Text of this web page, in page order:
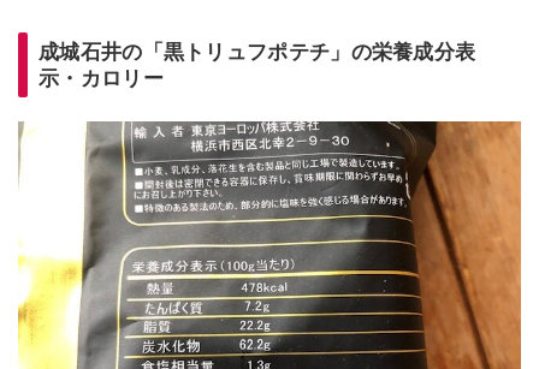
成城石井の「黒トリュフポテチ」の栄養成分表
示・カロリー